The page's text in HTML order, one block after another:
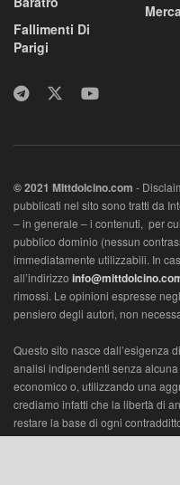
Fallimenti Di
Parigi
© 2021 MIttdolcino.com -
pubblicati nel sito sono tratti da
– in generale – i contenuti, per
pubblico dominio (nessun
immediatamente utilizzabili. In
all’indirizzo
rimossi. Le opinioni espresse
pensiero degli autori, non
Questo sito nasce dall’esigenza
analisi indipendenti senza
economico o, utilizzando una
crediamo infatti che la libertà di
restare la base di ogni
L’ambito vuole essere